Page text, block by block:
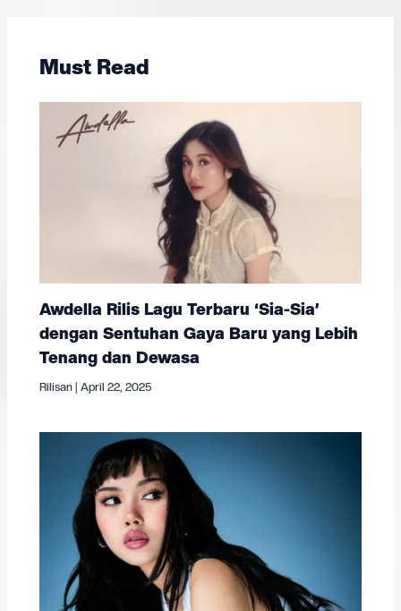
Must Read
Awdella Rilis Lagu Terbaru ‘Sia-Sia’
dengan Sentuhan Gaya Baru yang Lebih
Tenang dan Dewasa
Rilisan |April 22, 2025